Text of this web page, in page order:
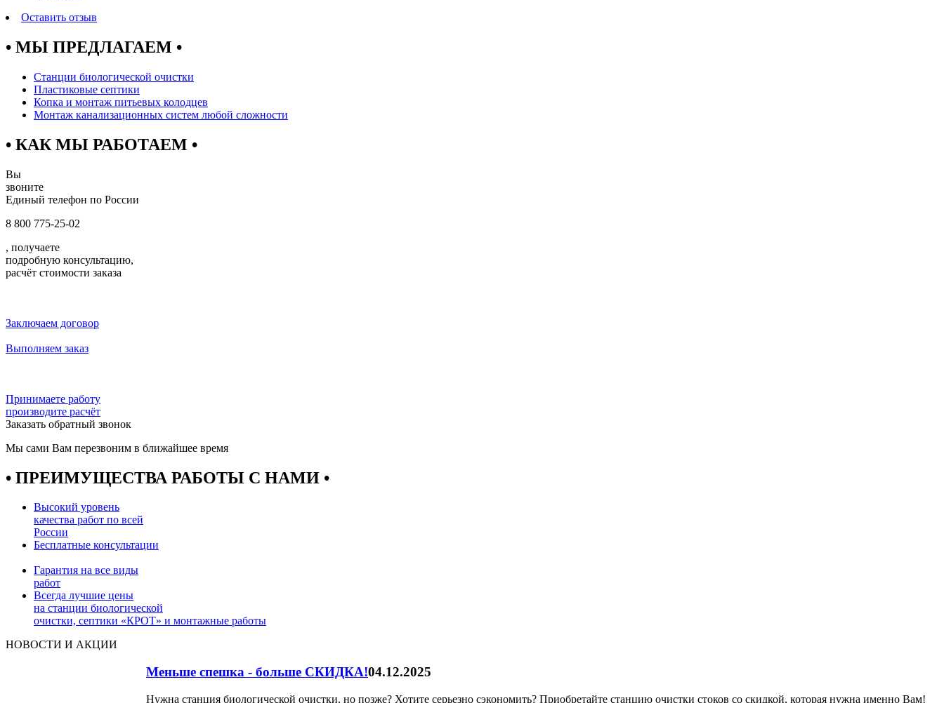
Оставить отзыв
• МЫ ПРЕДЛАГАЕМ •
Станции биологической очистки
Пластиковые септики
Копка и монтаж питьевых колодцев
Монтаж канализационных систем любой сложности
• КАК МЫ РАБОТАЕМ •
Вы
звоните
Единый телефон по России
8 800 775-25-02
, получаете
подробную консультацию,
расчёт стоимости заказа
Заключаем договор
Выполняем заказ
Принимаете работу
производите расчёт
Заказать обратный звонок
Мы сами Вам перезвоним в ближайшее время
• ПРЕИМУЩЕСТВА РАБОТЫ С НАМИ •
Высокий уровень
качества работ по всей
России
Бесплатные консультации
Гарантия на все виды
работ
Всегда лучшие цены
на станции биологической
очистки, септики «КРОТ» и монтажные работы
НОВОСТИ И АКЦИИ
Меньше спешка - больше СКИДКА!04.12.2025
Нужна станция биологической очистки, но позже? Хотите серьезно сэкономить? Приобретайте станцию очистки стоков со скидкой, которая нужна именно Вам!